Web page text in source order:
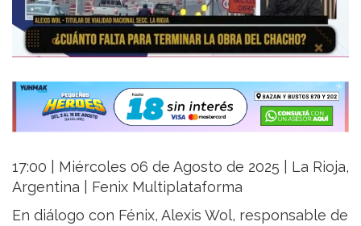
17:00 | Miércoles 06 de Agosto de 2025 | La Rioja,
Argentina | Fenix Multiplataforma
En diálogo con Fénix, Alexis Wol, responsable de